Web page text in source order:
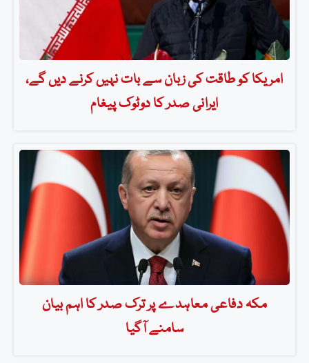
امریکا کو طاقت کی زبان سے بات نہیں کرنے دیں گے،
ایرانی صدر کا دوٹوک پیغام
مکہ دفاعی معاہدے پر ترک صدر کا اہم بیان
سامنے آگیا